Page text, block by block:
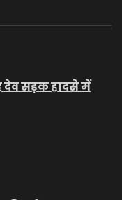
देव सड़क हादसे में